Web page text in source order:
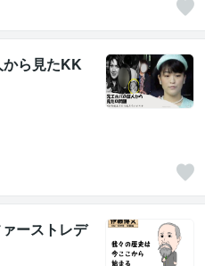
から見たKK
ーストレデ